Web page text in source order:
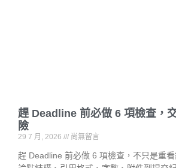
趕 Deadline 前必做 6 項檢查，
險
29 7 月, 2026 尚無留言
趕 Deadline 前必做 6 項檢查，不只是重看